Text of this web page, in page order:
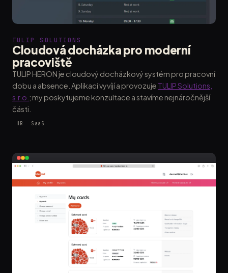
TULIP SOLUTIONS
Cloudová docházka pro moderní
pracoviště
TULIP HERON je cloudový docházkový systém pro pracovní
dobu a absence. Aplikaci vyvíjí a provozuje TULIP Solutions,
s.r.o. ; my poskytujeme konzultace a stavíme nejnáročnější
části.
HR SaaS